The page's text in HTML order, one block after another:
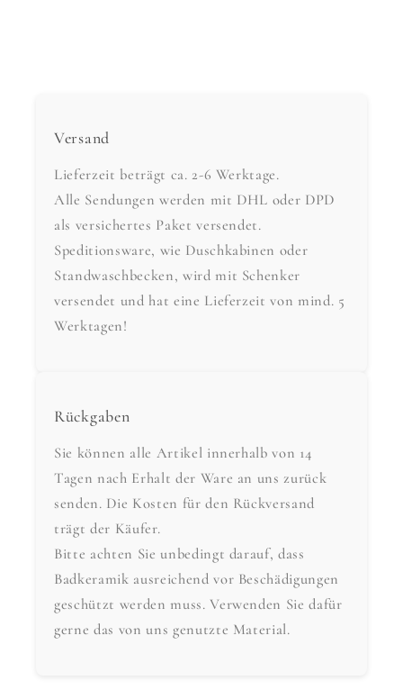
Versand
Lieferzeit beträgt ca. 2-6 Werktage.
Alle Sendungen werden mit DHL oder DPD
als versichertes Paket versendet.
Speditionsware, wie Duschkabinen oder
Standwaschbecken, wird mit Schenker
versendet und hat eine Lieferzeit von mind. 5
Werktagen!
Rückgaben
Sie können alle Artikel innerhalb von 14
Tagen nach Erhalt der Ware an uns zurück
senden. Die Kosten für den Rückversand
trägt der Käufer.
Bitte achten Sie unbedingt darauf, dass
Badkeramik ausreichend vor Beschädigungen
geschützt werden muss. Verwenden Sie dafür
gerne das von uns genutzte Material.